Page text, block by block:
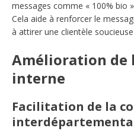
messages comme « 100% bio
Cela aide à renforcer le
à attirer une clientèle
Amélioration de
interne
Facilitation de la